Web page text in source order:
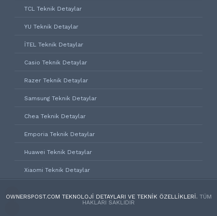
TCL Teknik Detaylar
YU Teknik Detaylar
İTEL Teknik Detaylar
Casio Teknik Detaylar
Razer Teknik Detaylar
Samsung Teknik Detaylar
Chea Teknik Detaylar
Emporia Teknik Detaylar
Huawei Teknik Detaylar
Xiaomi Teknik Detaylar
OWNERSPOST.COM TEKNOLOJI DETAYLARI VE TEKNIK ÖZELLIKLERI. TÜM
HAKLARI SAKLIDIR